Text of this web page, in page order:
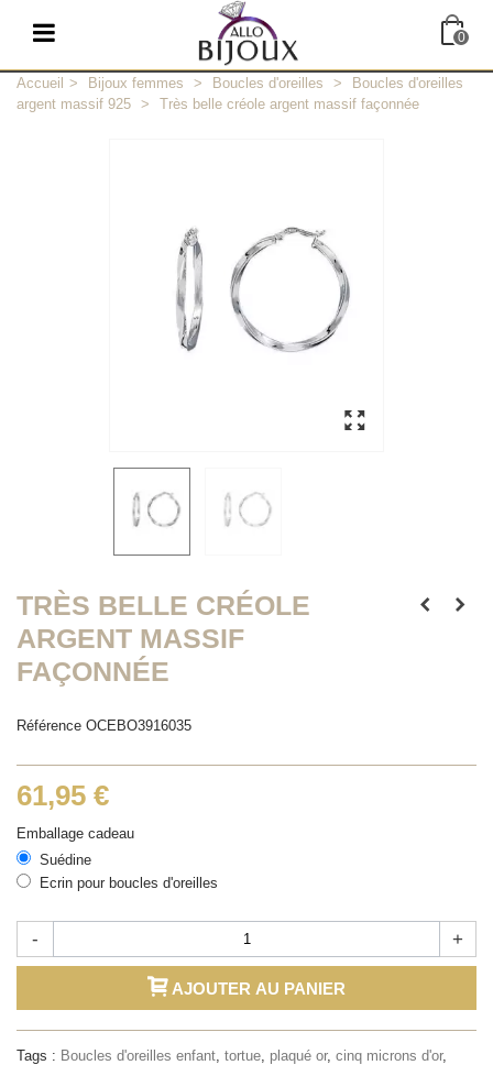
0
Accueil > Bijoux femmes > Boucles d'oreilles >
Boucles d'oreilles
argent massif 925 > Très belle créole argent massif façonnée
TRÈS BELLE CRÉOLE
ARGENT MASSIF
FAÇONNÉE
Référence OCEBO3916035
61,95 €
Emballage cadeau
Suédine
Ecrin pour boucles d'oreilles
- +
AJOUTER AU PANIER
Tags : Boucles d'oreilles enfant tortue plaqué or, cinq microns d'or,